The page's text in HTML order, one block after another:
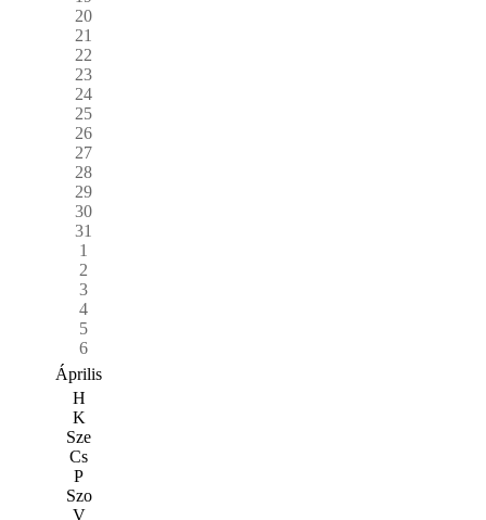
20
21
22
23
24
25
26
27
28
29
30
31
1
2
3
4
5
6
Április
H
K
Sze
Cs
P
Szo
V